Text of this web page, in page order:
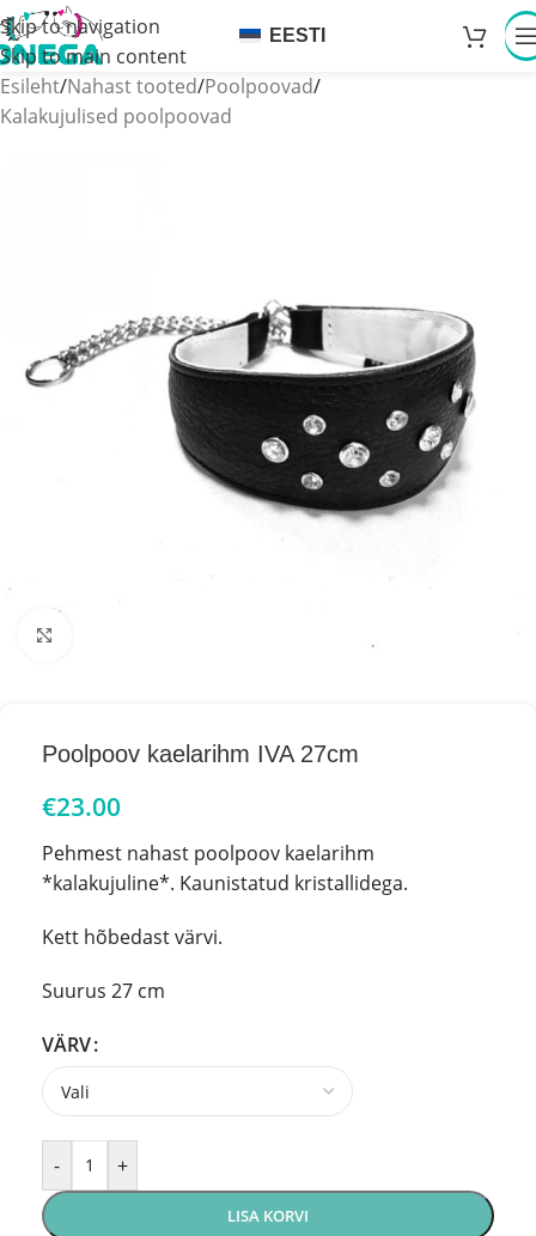
Skip to navigation
Skip to main content
EESTI
Esileht/Nahast tooted/Poolpoovad/
Kalakujulised poolpoovad
Poolpoov kaelarihm IVA 27cm
€23.00
Pehmest nahast poolpoov kaelarihm
*kalakujuline*. Kaunistatud kristallidega.
Kett hõbedast värvi.
Suurus 27 cm
VÄRV
- +
LISA KORVI